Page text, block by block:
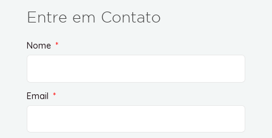
Entre em Contato
Nome
Email